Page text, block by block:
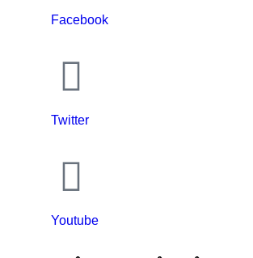
Facebook
Twitter
Youtube